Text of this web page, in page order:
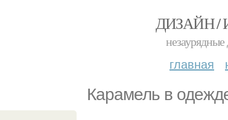
ДИЗАЙН /
главная
Карамель в